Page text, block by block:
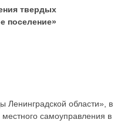
твердых
поселение»
Ленинградской области», в
самоуправления в